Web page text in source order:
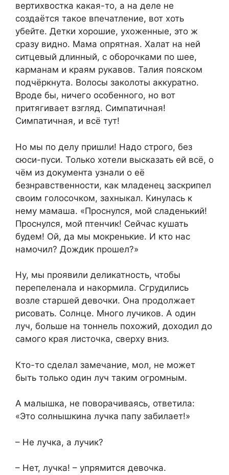
вертихвостка какая-то, а на деле не
создаётся такое впечатление, вот хоть
убейте. Детки хорошие, ухоженные, это ж
сразу видно. Мама опрятная. Халат на ней
ситцевый длинный, с оборочками по шее,
карманам и краям рукавов. Талия пояском
подчёркнута. Волосы заколоты аккуратно.
Вроде бы, ничего особенного, но вот
притягивает взгляд. Симпатичная!
Симпатичная, и всё тут!
Но мы по делу пришли! Надо строго, без
сюси-пуси. Только хотели высказать ей всё, о
чём из документа узнали о её
безнравственности, как младенец заскрипел
своим голосочком, захныкал. Кинулась к
нему мамаша. «Проснулся, мой сладенький!
Проснулся, мой птенчик! Сейчас кушать
будем! Ой, да мы мокренькие. И кто нас
намочил? Дождик прошел?»
Ну, мы проявили деликатность, чтобы
перепеленала и накормила. Сгрудились
возле старшей девочки. Она продолжает
рисовать. Солнце. Много лучиков. А один
луч, больше на тоннель похожий, доходил до
самого края листочка, сверху вниз.
Кто-то сделал замечание, мол, не может
быть только один луч таким огромным.
А малышка, не поворачиваясь, ответила:
«Это солнышкина лучка папу забилает!»
– Не лучка, а лучик?
– Нет, лучка! – упрямится девочка.